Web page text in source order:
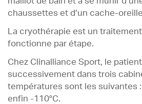
chaussettes et d’un cache-
La cryothérapie est un
fonctionne par étape.
Chez Clinalliance Sport, le
successivement dans trois
températures sont les suivantes :
enfin -110°C.